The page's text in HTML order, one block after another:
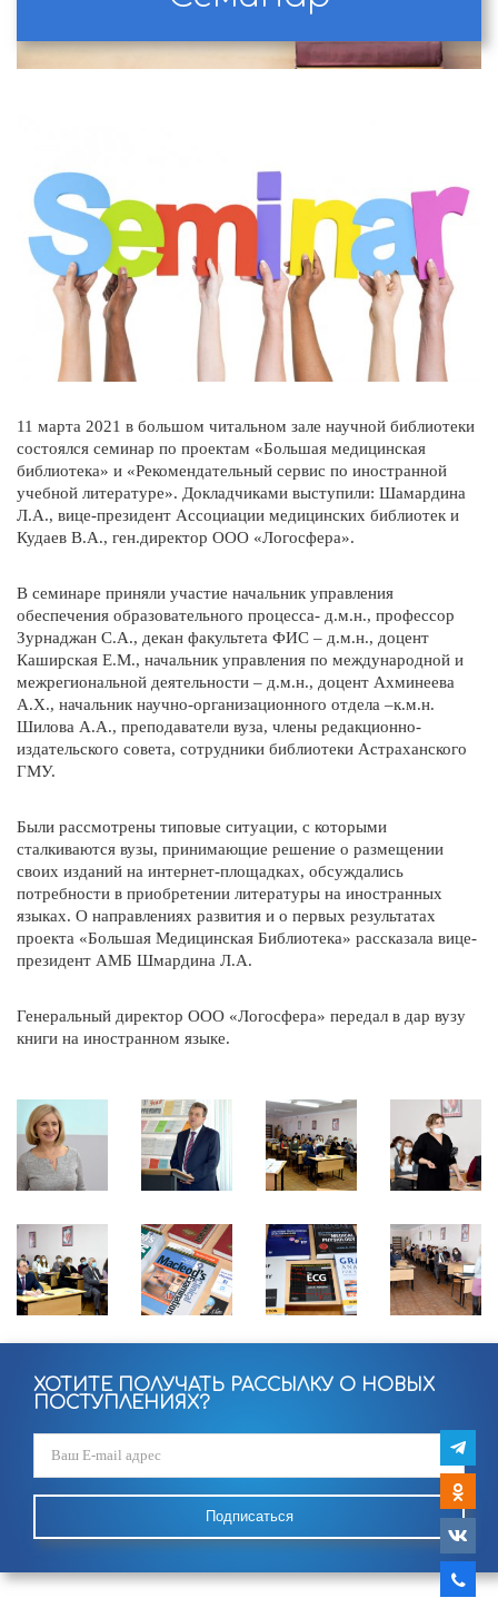
11 марта 2021 в большом читальном зале научной библиотеки
состоялся семинар по проектам «Большая медицинская
библиотека» и «Рекомендательный сервис по иностранной
учебной литературе». Докладчиками выступили: Шамардина
Л.А., вице-президент Ассоциации медицинских библиотек и
Кудаев В.А., ген.директор ООО «Логосфера».
В семинаре приняли участие начальник управления
обеспечения образовательного процесса- д.м.н., профессор
Зурнаджан С.А., декан факультета ФИС – д.м.н., доцент
Каширская Е.М., начальник управления по международной и
межрегиональной деятельности – д.м.н., доцент Ахминеева
А.Х., начальник научно-организационного отдела –к.м.н.
Шилова А.А., преподаватели вуза, члены редакционно-
издательского совета, сотрудники библиотеки Астраханского
ГМУ.
Были рассмотрены типовые ситуации, с которыми
сталкиваются вузы, принимающие решение о размещении
своих изданий на интернет-площадках, обсуждались
потребности в приобретении литературы на иностранных
языках. О направлениях развития и о первых результатах
проекта «Большая Медицинская Библиотека» рассказала вице-
президент АМБ Шмардина Л.А.
Генеральный директор ООО «Логосфера» передал в дар вузу
книги на иностранном языке.
ХОТИТЕ ПОЛУЧАТЬ РАССЫЛКУ О НОВЫХ
ПОСТУПЛЕНИЯХ?
Подписаться